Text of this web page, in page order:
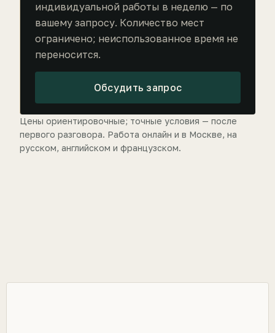
индивидуальной работы в неделю — по
вашему запросу. Количество мест
ограничено; неиспользованное время не
переносится.
Обсудить запрос
Цены ориентировочные; точные условия — после
первого разговора. Работа онлайн и в Москве, на
русском, английском и французском.